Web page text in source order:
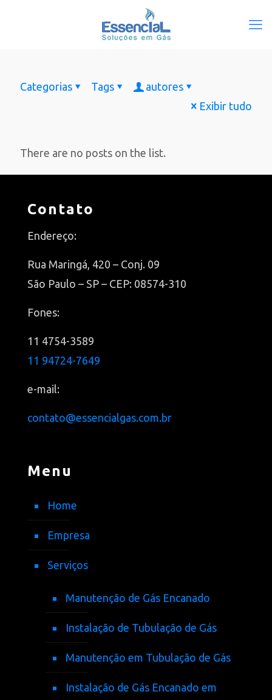
Categorias Tags
autores
Exibir tudo
There are no posts on the list.
Contato
Endereço:
Rua Maringá, 420 – Conj. 09
São Paulo – SP – CEP: 08574-310
Fones:
11 4754-3589
11 94724-7649
e-mail:
contato@essencialgas.com.br
Menu
Home
Empresa
Serviços
Manutenção de Gás Encanado
Instalação de Tubulação de Gás
Manutenção em Tubulação de Gás
Instalação de Gás Encanado em